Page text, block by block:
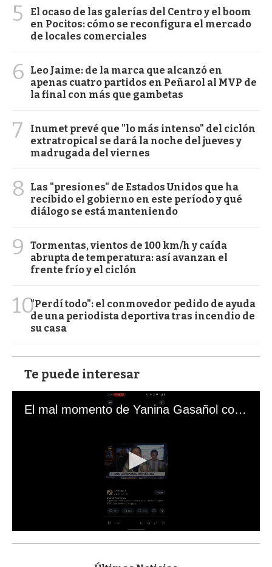
5
El ocaso de las galerías del Centro y el boom
en Pocitos: cómo se reconfigura el mercado
de locales comerciales
6
Leo Jaime: de la marca que alcanzó en
apenas cuatro partidos en Peñarol al MVP de
la final con más que gambetas
7
Inumet prevé que "lo más intenso" del ciclón
extratropical se dará la noche del jueves y
madrugada del viernes
8
Las "presiones" de Estados Unidos que ha
recibido el gobierno en este período y qué
diálogo se está manteniendo
9
Tormentas, vientos de 100 km/h y caída
abrupta de temperatura: así avanzan el
frente frío y el ciclón
10"Perdí todo": el conmovedor pedido de ayuda
de una periodista deportiva tras incendio de
su casa
Te puede interesar
El mal momento de Yanina Gasañol con un hincha argentino en "Subrayado"
s